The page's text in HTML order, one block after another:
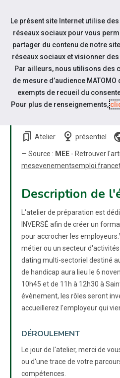
Aller au contenu
#LUA ATELIER
PRÉPARATION
bookmarks Atelier nest_cam_indoor présentiel
— Source : MEE - Retrouver
Description de
L'atelier de préparation est
INVERSÉ afin de créer un
pour accrocher les
métier ou un secteur
dating multi-sectoriel destiné
de handicap aura lieu le 6
10h45 et de 11h à 12h30 à
évènement, les rôles seront
accueillerez l'employeur qui
DÉROULEMENT
Le jour de l'atelier, merci de
ou d'une trace de votre
compétences.
Le présent site Internet utilise
réseaux sociaux pour vous
partager du contenu de notre
réseaux sociaux et visionner
Par ailleurs, nous utilisons des
de mesure d’audience MATOMO
exempts de recueil du
Pour plus de renseignements,